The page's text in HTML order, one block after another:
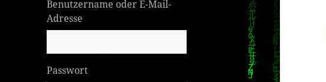
Benutzername oder E-Mail-
Adresse
Passwort